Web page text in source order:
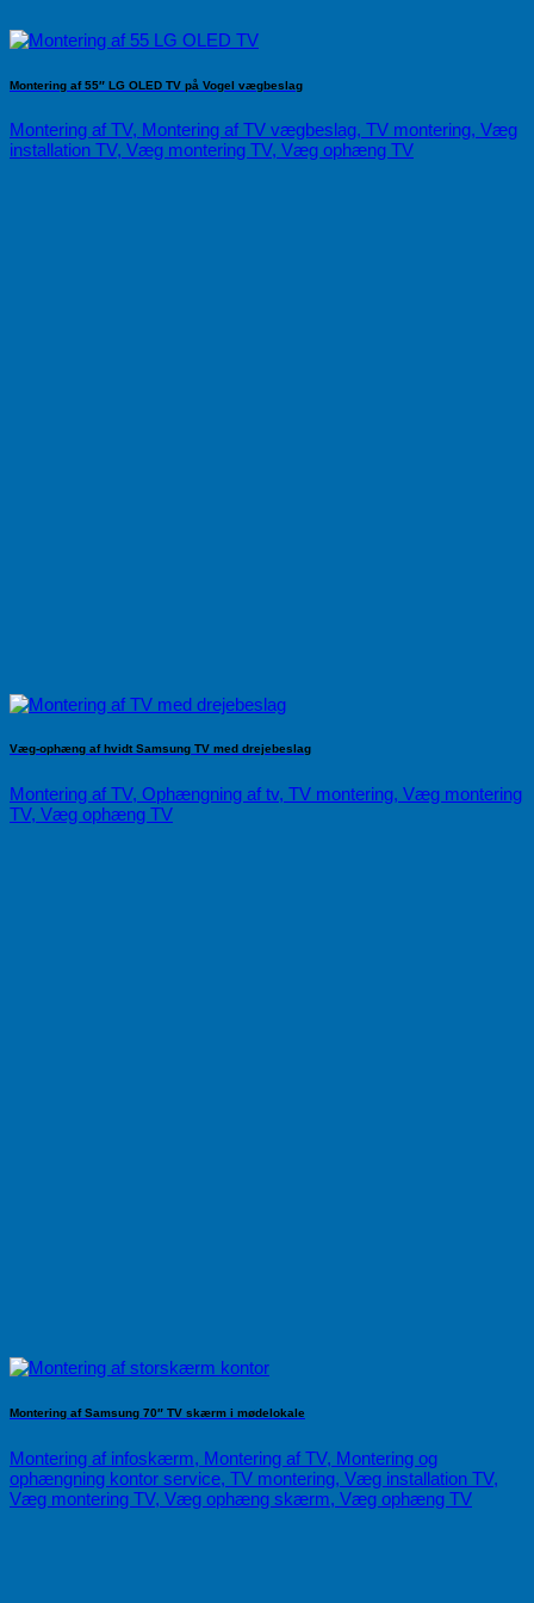
Montering af 55″ LG OLED TV på Vogel vægbeslag
Montering af TV, Montering af TV vægbeslag, TV montering, Væg
installation TV, Væg montering TV, Væg ophæng TV
Væg-ophæng af hvidt Samsung TV med drejebeslag
Montering af TV, Ophængning af tv, TV montering, Væg montering
TV, Væg ophæng TV
Montering af Samsung 70″ TV skærm i mødelokale
Montering af infoskærm, Montering af TV, Montering og
ophængning kontor service, TV montering, Væg installation TV,
Væg montering TV, Væg ophæng skærm, Væg ophæng TV